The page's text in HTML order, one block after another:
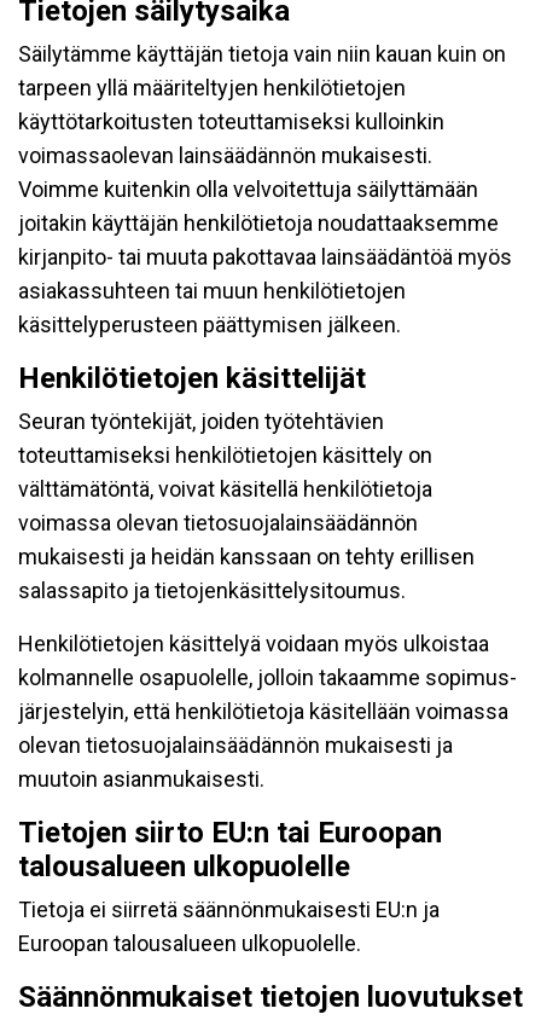
Tietojen säilytysaika
Säilytämme käyttäjän tietoja vain niin kauan kuin on
tarpeen yllä määriteltyjen henkilötietojen
käyttötarkoitusten toteuttamiseksi kulloinkin
voimassaolevan lainsäädännön mukaisesti.
Voimme kuitenkin olla velvoitettuja säilyttämään
joitakin käyttäjän henkilötietoja noudattaaksemme
kirjanpito- tai muuta pakottavaa lainsäädäntöä myös
asiakassuhteen tai muun henkilötietojen
käsittelyperusteen päättymisen jälkeen.
Henkilötietojen käsittelijät
Seuran työntekijät, joiden työtehtävien
toteuttamiseksi henkilötietojen käsittely on
välttämätöntä, voivat käsitellä henkilötietoja
voimassa olevan tietosuojalainsäädännön
mukaisesti ja heidän kanssaan on tehty erillisen
salassapito ja tietojenkäsittelysitoumus.
Henkilötietojen käsittelyä voidaan myös ulkoistaa
kolmannelle osapuolelle, jolloin takaamme sopimus-
järjestelyin, että henkilötietoja käsitellään voimassa
olevan tietosuojalainsäädännön mukaisesti ja
muutoin asianmukaisesti.
Tietojen siirto EU:n tai Euroopan
talousalueen ulkopuolelle
Tietoja ei siirretä säännönmukaisesti EU:n ja
Euroopan talousalueen ulkopuolelle.
Säännönmukaiset tietojen luovutukset